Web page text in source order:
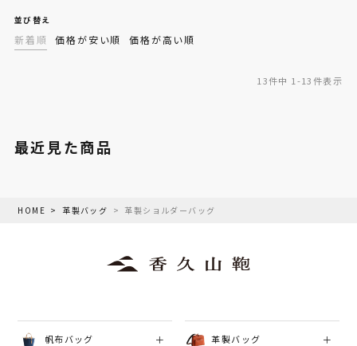
並び替え
新着順 価格が安い順 価格が高い順
13件中 1 -13件表示
最近見た商品
HOME 革製バッグ 革製ショルダーバッグ
帆布バッグ 革製バッグ